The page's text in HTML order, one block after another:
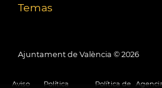
Temas
Ajuntament de València © 2026
Aviso
Política
Política de